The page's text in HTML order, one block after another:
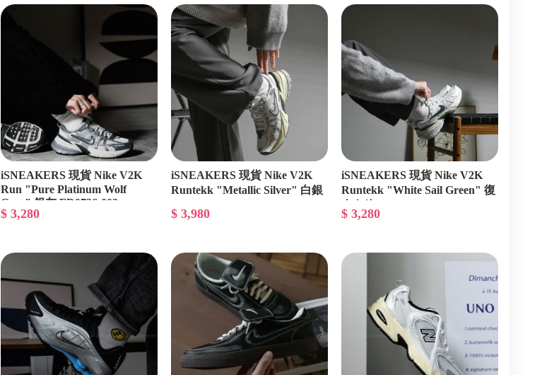
iSNEAKERS 現貨 Nike V2K
Run "Pure Platinum Wolf
Grey" 銀灰 FD0736-003
$ 3,280
iSNEAKERS 現貨 Nike V2K
Runtekk "Metallic Silver" 白銀
$ 3,980
iSNEAKERS 現貨 Nike V2K
Runtekk "White Sail Green" 復
$ 3,280